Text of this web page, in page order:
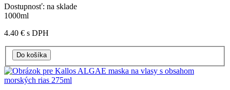
Dostupnosť: na sklade
1000ml
4.40 € s DPH